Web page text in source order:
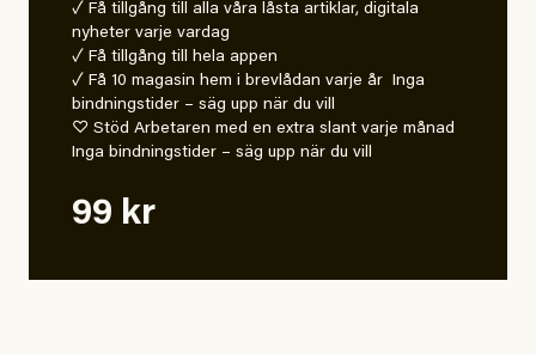
✓ Få tillgång till alla våra låsta artiklar, digitala
nyheter varje vardag
✓ Få tillgång till hela appen
✓ Få 10 magasin hem i brevlådan varje år Inga
bindningstider – säg upp när du vill
♡ Stöd Arbetaren med en extra slant varje månad
Inga bindningstider – säg upp när du vill
99 kr